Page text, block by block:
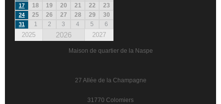
17 18 19 20 21 22 23
24 25 26 27 28 29 30
31 1 2 3 4 5 6
2025 2026 2027
Maison de quartier de la Naspe
27 Allée de la Champagne
31770 Colomiers